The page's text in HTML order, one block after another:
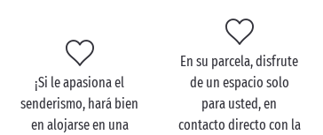
Espacio de bienestar
Restaurante y bar
Panadería
Tienda de alimentación
Sala de fitness
¡Si le apasiona el
senderismo, hará bien
en alojarse en una
En su parcela, disfrute
de un espacio solo
para usted, en
contacto directo con la